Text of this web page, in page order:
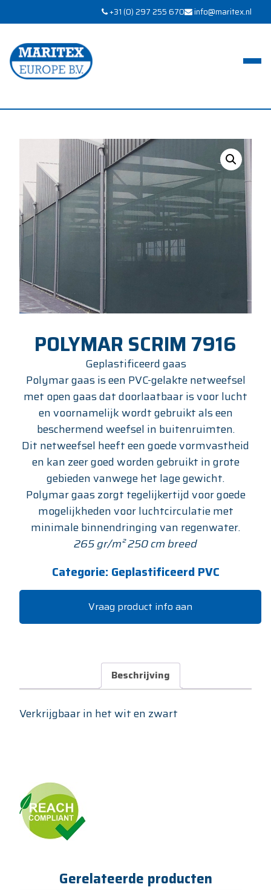
+31 (0) 297 255 670 info@maritex.nl
POLYMAR SCRIM 7916
Geplastificeerd gaas
Polymar gaas is een PVC-gelakte netweefsel
met open gaas dat doorlaatbaar is voor lucht
en voornamelijk wordt gebruikt als een
beschermend weefsel in buitenruimten.
Dit netweefsel heeft een goede vormvastheid
en kan zeer goed worden gebruikt in grote
gebieden vanwege het lage gewicht.
Polymar gaas zorgt tegelijkertijd voor goede
mogelijkheden voor luchtcirculatie met
minimale binnendringing van regenwater.
265 gr/m² 250 cm breed
Categorie: Geplastificeerd PVC
Vraag product info aan
Beschrijving
Verkrijgbaar in het wit en zwart
Gerelateerde producten